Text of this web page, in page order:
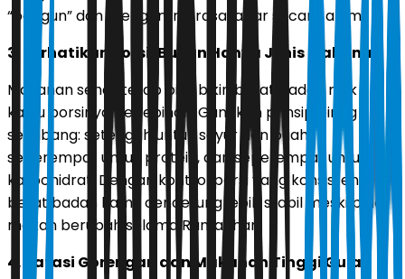
“bangun” dan mengontrol rasa lapar secara alami.
3. Perhatikan Porsi, Bukan Hanya Jenis Makanan
Makanan sehat tetap bisa bikin berat badan naik
kalau porsinya berlebihan. Gunakan prinsip piring
seimbang: setengah untuk sayur dan buah,
seperempat untuk protein, dan seperempat untuk
karbohidrat. Dengan kontrol porsi yang konsisten,
berat badan kamu cenderung lebih stabil meski pola
makan berubah selama Ramadhan.
4. Batasi Gorengan dan Makanan Tinggi Gula